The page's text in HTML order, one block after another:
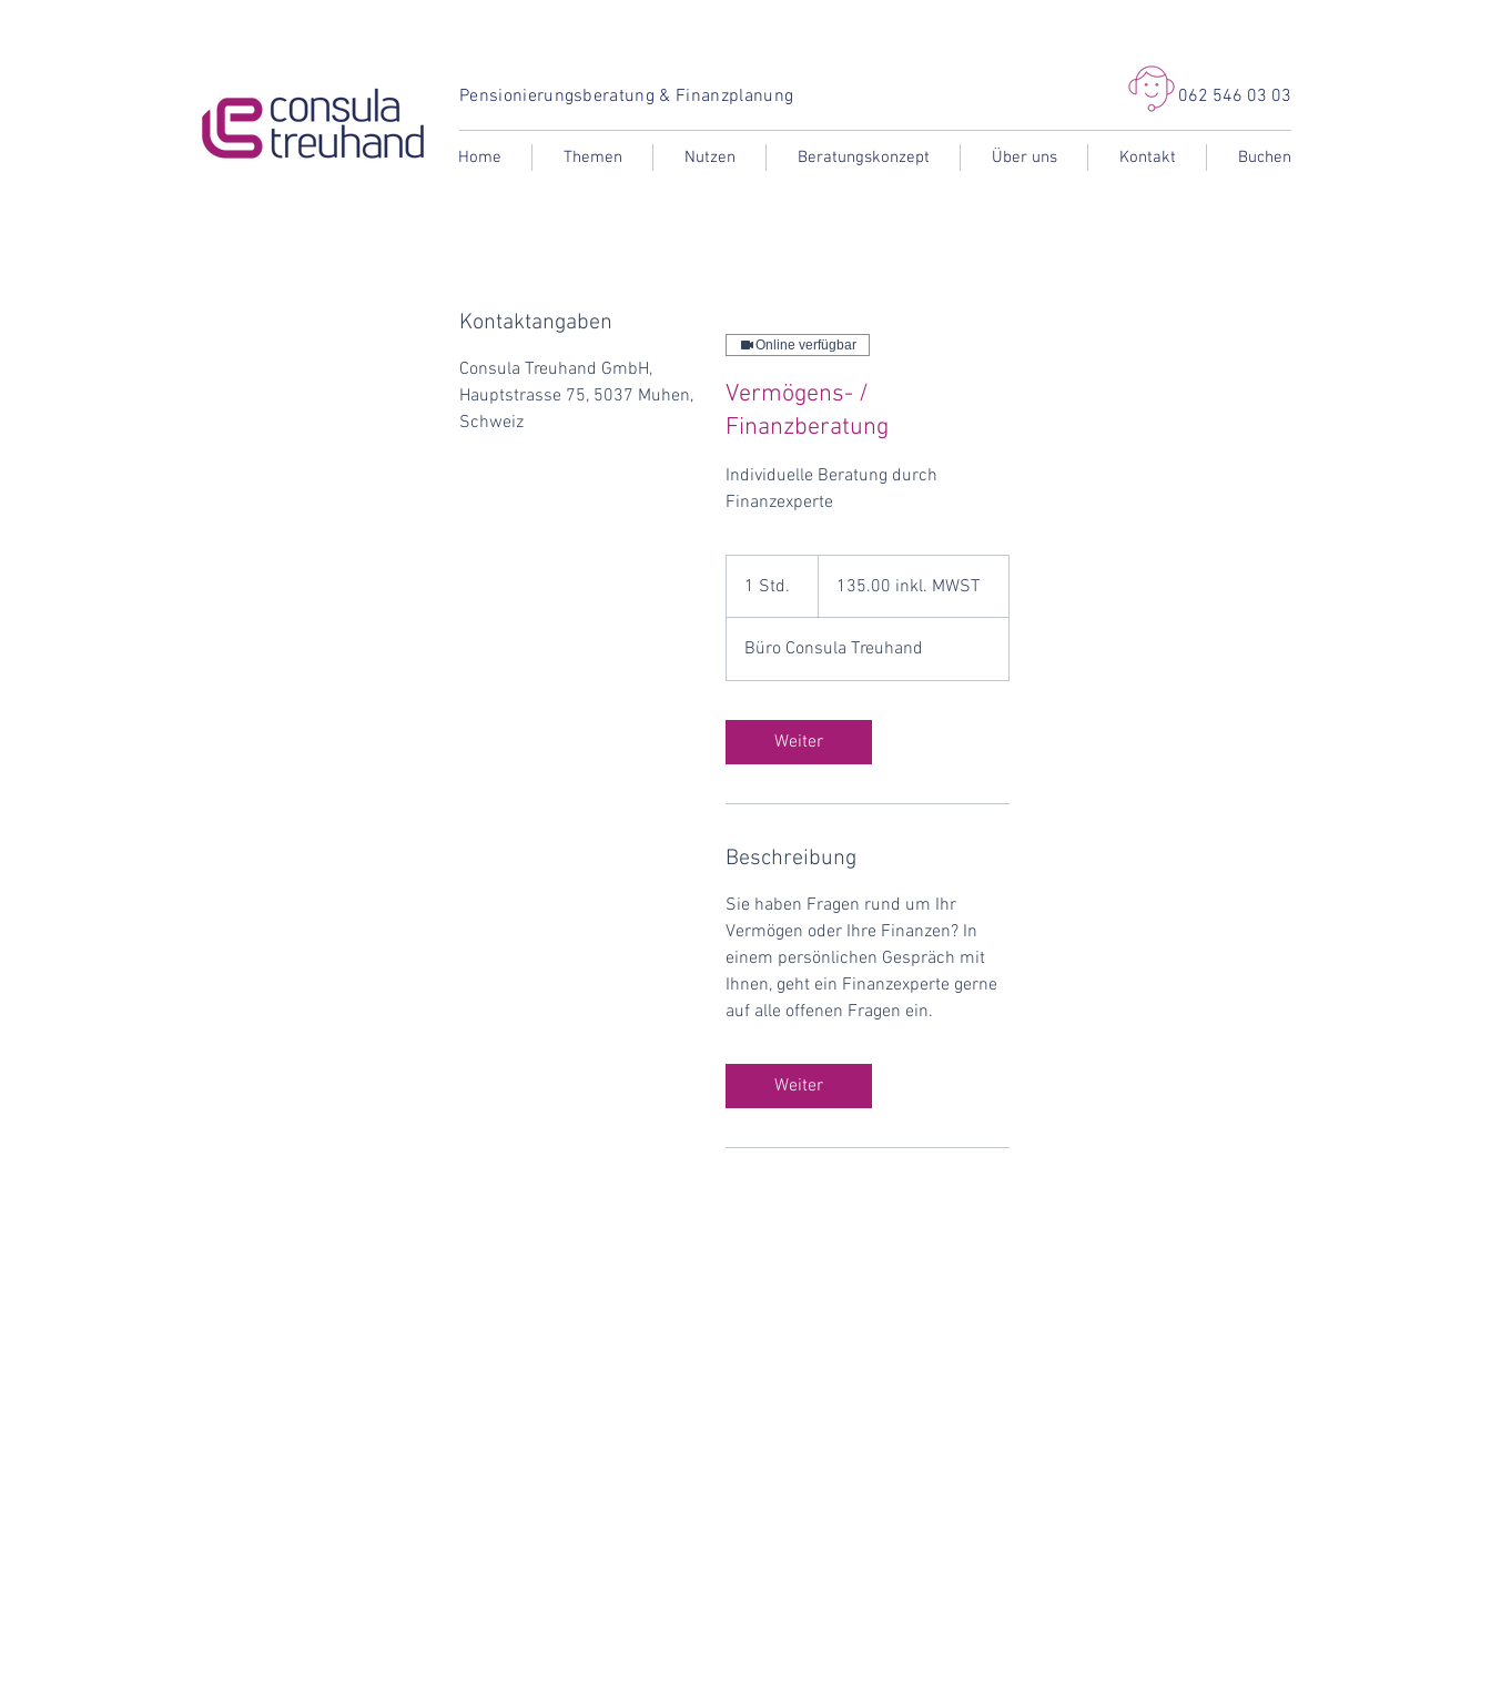
Pensionierungsberatung & Finanzplanung 062 546 03 03
Home Themen Nutzen Beratungskonzept Über uns Kontakt Buchen
Online verfügbar
Vermögens- /
Finanzberatung
Individuelle Beratung durch
Finanzexperte
1 Std.
S
t
MWST135.00 inkl. MWST
Büro Consula Treuhand
Weiter
Beschreibung
Sie haben Fragen rund um Ihr
Vermögen oder Ihre Finanzen? In
einem persönlichen Gespräch mit
Ihnen, geht ein Finanzexperte gerne
auf alle offenen Fragen ein.
Weiter
Kontaktangaben
Consula Treuhand GmbH,
Hauptstrasse 75, 5037 Muhen,
Schweiz